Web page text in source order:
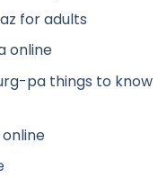
for adults
online
pa things to know